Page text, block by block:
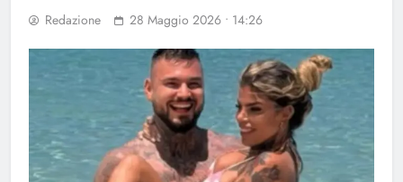
Redazione 28 Maggio 2026 • 14:26